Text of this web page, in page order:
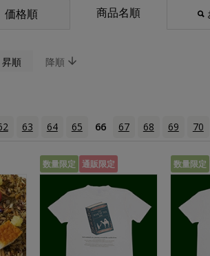
価格順 商品名順
昇順 降順
63 64 65 66 67 68 69 70
数量限定 通販限定 数量限定